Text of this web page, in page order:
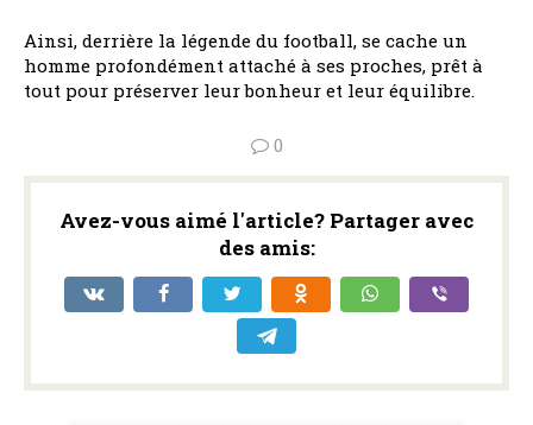
Ainsi, derrière la légende du football, se cache un
homme profondément attaché à ses proches, prêt à
tout pour préserver leur bonheur et leur équilibre.
0
Avez-vous aimé l'article? Partager avec
des amis: